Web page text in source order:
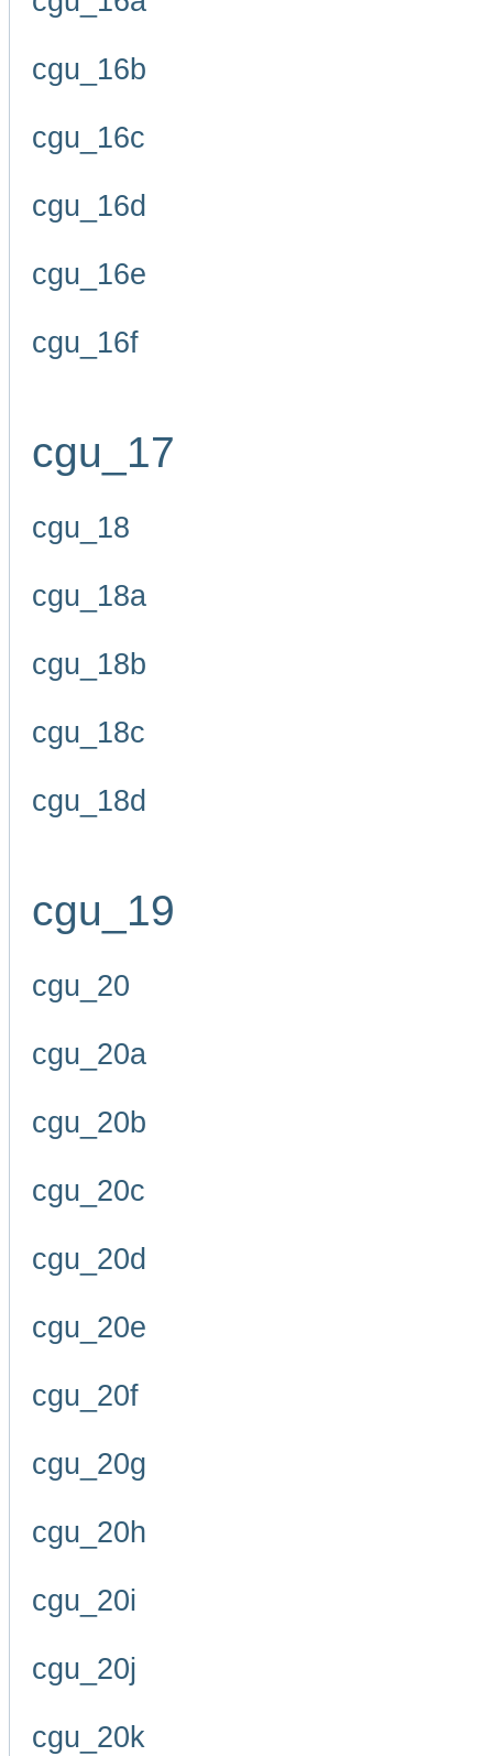
cgu_16b
cgu_16c
cgu_16d
cgu_16e
cgu_16f
cgu_17
cgu_18
cgu_18a
cgu_18b
cgu_18c
cgu_18d
cgu_19
cgu_20
cgu_20a
cgu_20b
cgu_20c
cgu_20d
cgu_20e
cgu_20f
cgu_20g
cgu_20h
cgu_20i
cgu_20j
cgu_20k